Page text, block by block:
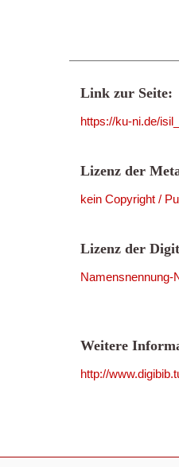
Link zur Seite:
https://ku-ni.de/
Lizenz der
kein Copyright /
Lizenz der
Namensnennung-
Weitere
http://